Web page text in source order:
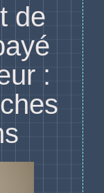
de
: